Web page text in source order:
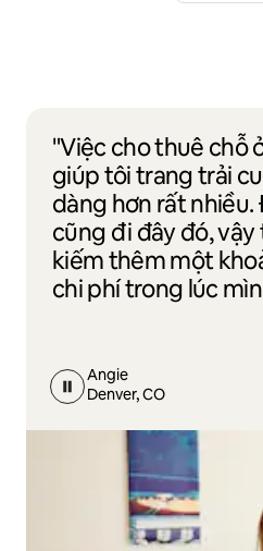
"Việc cho thuê chỗ
giúp tôi trang trải
dàng hơn rất
cũng đi đây đó,
kiếm thêm một
chi phí trong lúc
Angie
Denver, CO